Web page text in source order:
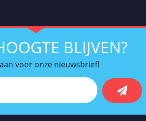
BLIJVEN?
voor onze nieuwsbrief!